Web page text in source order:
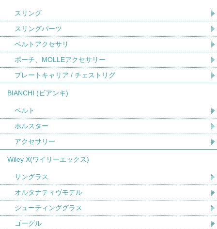
スリング
スリングパーツ
ベルトアクセサリ
ポーチ、MOLLEアクセサリー
プレートキャリア / チェストリグ
BIANCHI (ビアンキ)
ベルト
ホルスター
アクセサリー
Wiley X(ワイリーエックス)
サングラス
オルタナティヴモデル
シューティンググラス
ゴーグル